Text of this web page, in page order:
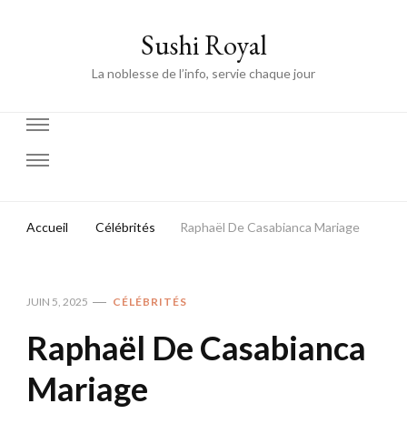
Sushi Royal
La noblesse de l’info, servie chaque jour
Accueil Célébrités Raphaël De Casabianca Mariage
JUIN 5, 2025 CÉLÉBRITÉS
Raphaël De Casabianca
Mariage